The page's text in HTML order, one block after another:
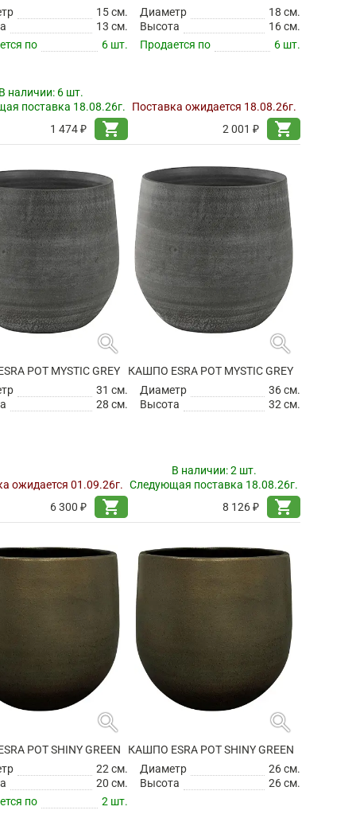
15 см.
13 см.
по
6 шт.
наличии: 6 шт.
поставка 18.08.26г.
1 474 ₽
shopping_cart
Диаметр
18 см.
Высота
16 см.
Продается по
6 шт.
Поставка ожидается 18.08.26г.
2 001 ₽
shopping_cart
search
POT MYSTIC GREY
31 см.
28 см.
ожидается 01.09.26г.
6 300 ₽
shopping_cart
search
КАШПО ESRA POT MYSTIC GREY
Диаметр
36 см.
Высота
32 см.
В наличии:2 шт.
Следующая поставка 18.08.26г.
8 126 ₽
shopping_cart
search
POT SHINY GREEN
22 см.
20 см.
по
2 шт.
search
КАШПО ESRA POT SHINY GREEN
Диаметр
26 см.
Высота
26 см.